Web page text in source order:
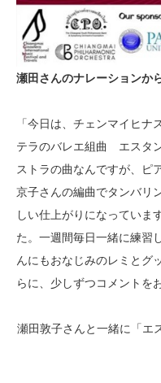
瀬田さんのナレーションか
「今日は、チェンマイヒ
テラのバレエ組曲 エスタ
ストラの曲なんですが、ピ
京子さんの編曲でタンバリ
しい仕上がりになっていま
た。一週間毎日一緒に練習
んにもおなじみのレミとグ
らに、少しずつコメントを
瀬田敦子さんと一緒に「エ